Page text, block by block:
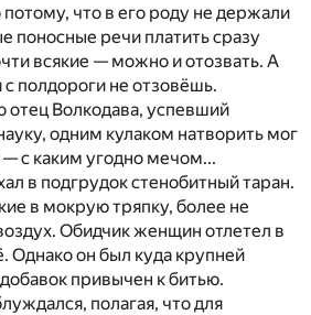
потому, что в его роду не держали
поносные речи платить сразу
всякие — можно и отозвать. А
с полдороги не отзовёшь.
отец Волкодава, успевший
одним кулаком натворить мог
с каким угодно мечом...
в подгрудок стенобитный таран.
в мокрую тряпку, более не
Обидчик женщин отлетел в
Однако он был куда крупней
привычен к битью.
полагая, что для